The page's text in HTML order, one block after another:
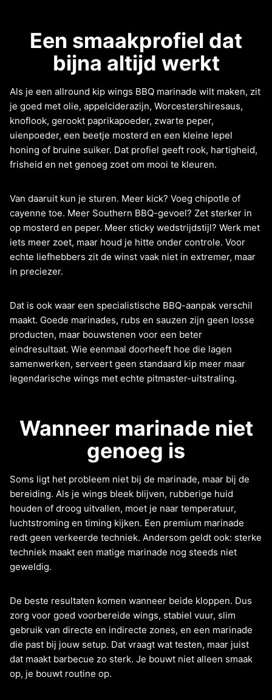
Een smaakprofiel dat
bijna altijd werkt
Als je een allround kip wings BBQ marinade wilt maken, zit
je goed met olie, appelciderazijn, Worcestershiresaus,
knoflook, gerookt paprikapoeder, zwarte peper,
uienpoeder, een beetje mosterd en een kleine lepel
honing of bruine suiker. Dat profiel geeft rook, hartigheid,
frisheid en net genoeg zoet om mooi te kleuren.
Van daaruit kun je sturen. Meer kick? Voeg chipotle of
cayenne toe. Meer Southern BBQ-gevoel? Zet sterker in
op mosterd en peper. Meer sticky wedstrijdstijl? Werk met
iets meer zoet, maar houd je hitte onder controle. Voor
echte liefhebbers zit de winst vaak niet in extremer, maar
in preciezer.
Dat is ook waar een specialistische BBQ-aanpak verschil
maakt. Goede marinades, rubs en sauzen zijn geen losse
producten, maar bouwstenen voor een beter
eindresultaat. Wie eenmaal doorheeft hoe die lagen
samenwerken, serveert geen standaard kip meer maar
legendarische wings met echte pitmaster-uitstraling.
Wanneer marinade niet
genoeg is
Soms ligt het probleem niet bij de marinade, maar bij de
bereiding. Als je wings bleek blijven, rubberige huid
houden of droog uitvallen, moet je naar temperatuur,
luchtstroming en timing kijken. Een premium marinade
redt geen verkeerde techniek. Andersom geldt ook: sterke
techniek maakt een matige marinade nog steeds niet
geweldig.
De beste resultaten komen wanneer beide kloppen. Dus
zorg voor goed voorbereide wings, stabiel vuur, slim
gebruik van directe en indirecte zones, en een marinade
die past bij jouw setup. Dat vraagt wat testen, maar juist
dat maakt barbecue zo sterk. Je bouwt niet alleen smaak
op, je bouwt routine op.